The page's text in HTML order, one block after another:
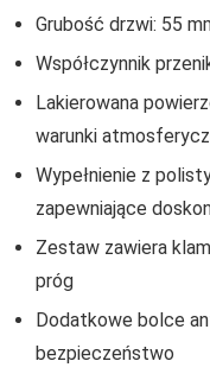
Grubość drzwi: 55
Współczynnik
Lakierowana
warunki
Wypełnienie z
zapewniające
Zestaw zawiera
próg
Dodatkowe bolce
bezpieczeństwo